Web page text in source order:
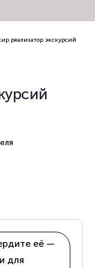
реализатор экскурсий
её —
для